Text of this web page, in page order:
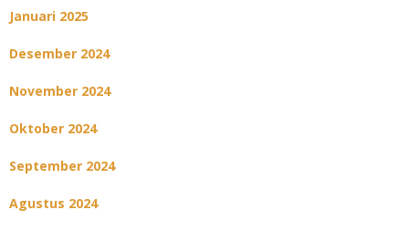
Januari 2025
Desember 2024
November 2024
Oktober 2024
September 2024
Agustus 2024